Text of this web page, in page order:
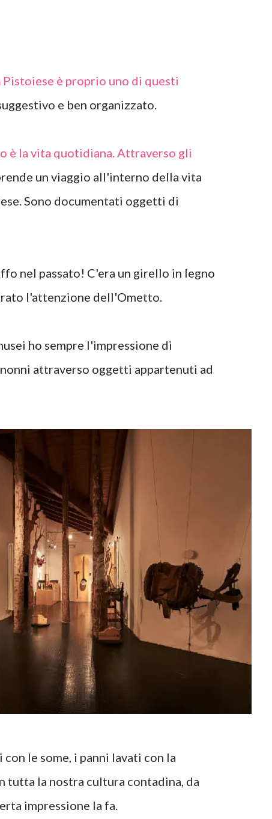
è proprio uno di questi
e ben organizzato.
è la vita quotidiana. Attraverso gli
un viaggio all'interno della vita
Sono documentati oggetti di
nel passato! C'era un girello in legno
l'attenzione dell'Ometto.
ho sempre l'impressione di
attraverso oggetti appartenuti ad
le some, i panni lavati con la
tutta la nostra cultura contadina, da
impressione la fa.